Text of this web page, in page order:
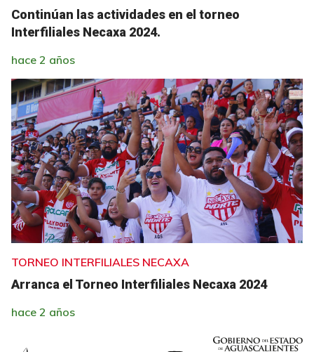
Continúan las actividades en el torneo
Interfiliales Necaxa 2024.
hace 2 años
TORNEO INTERFILIALES NECAXA
Arranca el Torneo Interfiliales Necaxa 2024
hace 2 años